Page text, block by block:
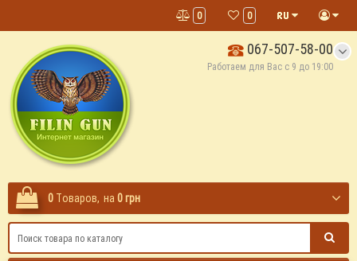
0
0
067-507-58-00
Работаем для Вас с 9 до 19:00
0 Tоваров, на 0 грн